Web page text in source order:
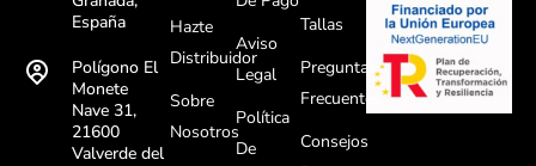
España
Polígono El
Monete
Nave 31,
21600
Valverde del
Hazte
Distribuidor
Sobre
Nosotros
Aviso
Legal
Política
De
Tallas
Preguntas
Frecuentes
Consejos